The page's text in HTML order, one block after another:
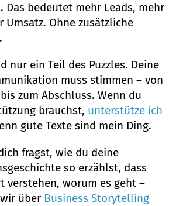
Das bedeutet mehr Leads, mehr
Umsatz. Ohne zusätzliche
nur ein Teil des Puzzles. Deine
muss stimmen – von
zum Abschluss. Wenn du
brauchst, unterstütze ich
gute Texte sind mein Ding.
fragst, wie du deine
so erzählst, dass
verstehen, worum es geht –
über Business Storytelling